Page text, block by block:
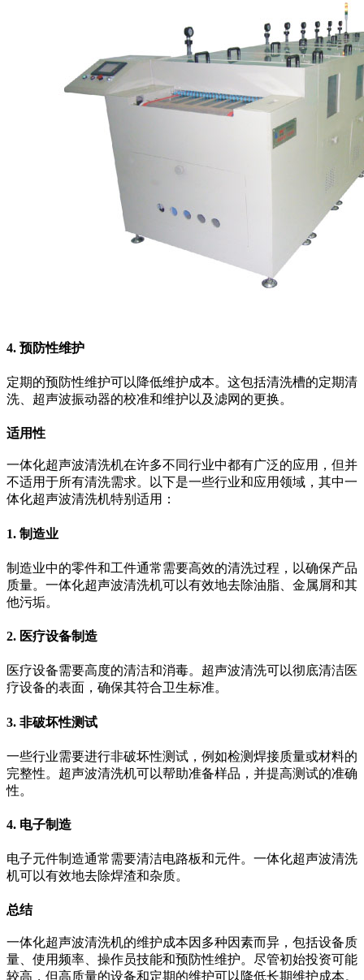
4. 预防性维护
定期的预防性维护可以降低维护成本。这包括清洗槽的定期清
洗、超声波振动器的校准和维护以及滤网的更换。
适用性
一体化超声波清洗机在许多不同行业中都有广泛的应用，但并
不适用于所有清洗需求。以下是一些行业和应用领域，其中一
体化超声波清洗机特别适用：
1. 制造业
制造业中的零件和工件通常需要高效的清洗过程，以确保产品
质量。一体化超声波清洗机可以有效地去除油脂、金属屑和其
他污垢。
2. 医疗设备制造
医疗设备需要高度的清洁和消毒。超声波清洗可以彻底清洁医
疗设备的表面，确保其符合卫生标准。
3. 非破坏性测试
一些行业需要进行非破坏性测试，例如检测焊接质量或材料的
完整性。超声波清洗机可以帮助准备样品，并提高测试的准确
性。
4. 电子制造
电子元件制造通常需要清洁电路板和元件。一体化超声波清洗
机可以有效地去除焊渣和杂质。
总结
一体化超声波清洗机的维护成本因多种因素而异，包括设备质
量、使用频率、操作员技能和预防性维护。尽管初始投资可能
较高，但高质量的设备和定期的维护可以降低长期维护成本。